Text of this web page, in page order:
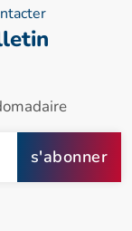
s'abonner